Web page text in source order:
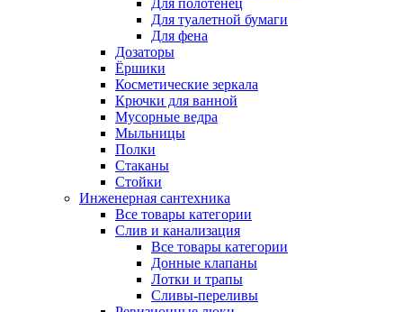
Для полотенец
Для туалетной бумаги
Для фена
Дозаторы
Ёршики
Косметические зеркала
Крючки для ванной
Мусорные ведра
Мыльницы
Полки
Стаканы
Стойки
Инженерная сантехника
Все товары категории
Слив и канализация
Все товары категории
Донные клапаны
Лотки и трапы
Сливы-переливы